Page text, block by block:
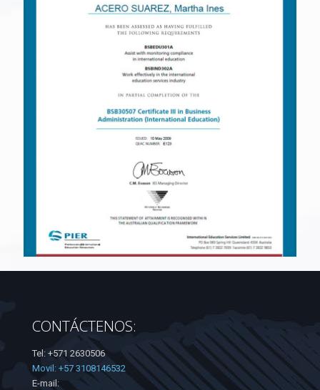
CONTÁCTENOS:
Tel: +571 2630506
Movil: +57 3108146532
E-mail: